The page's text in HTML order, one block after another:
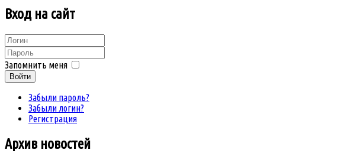
Вход на сайт
Запомнить меня
Войти
Забыли пароль?
Забыли логин?
Регистрация
Архив новостей